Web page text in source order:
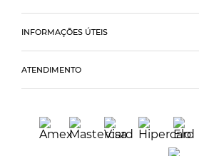
INFORMAÇÕES ÚTEIS
ATENDIMENTO